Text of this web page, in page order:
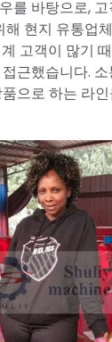
를 바탕으로,
현지 유통업
고객이 많기
근했습니다.
으로 하는 라